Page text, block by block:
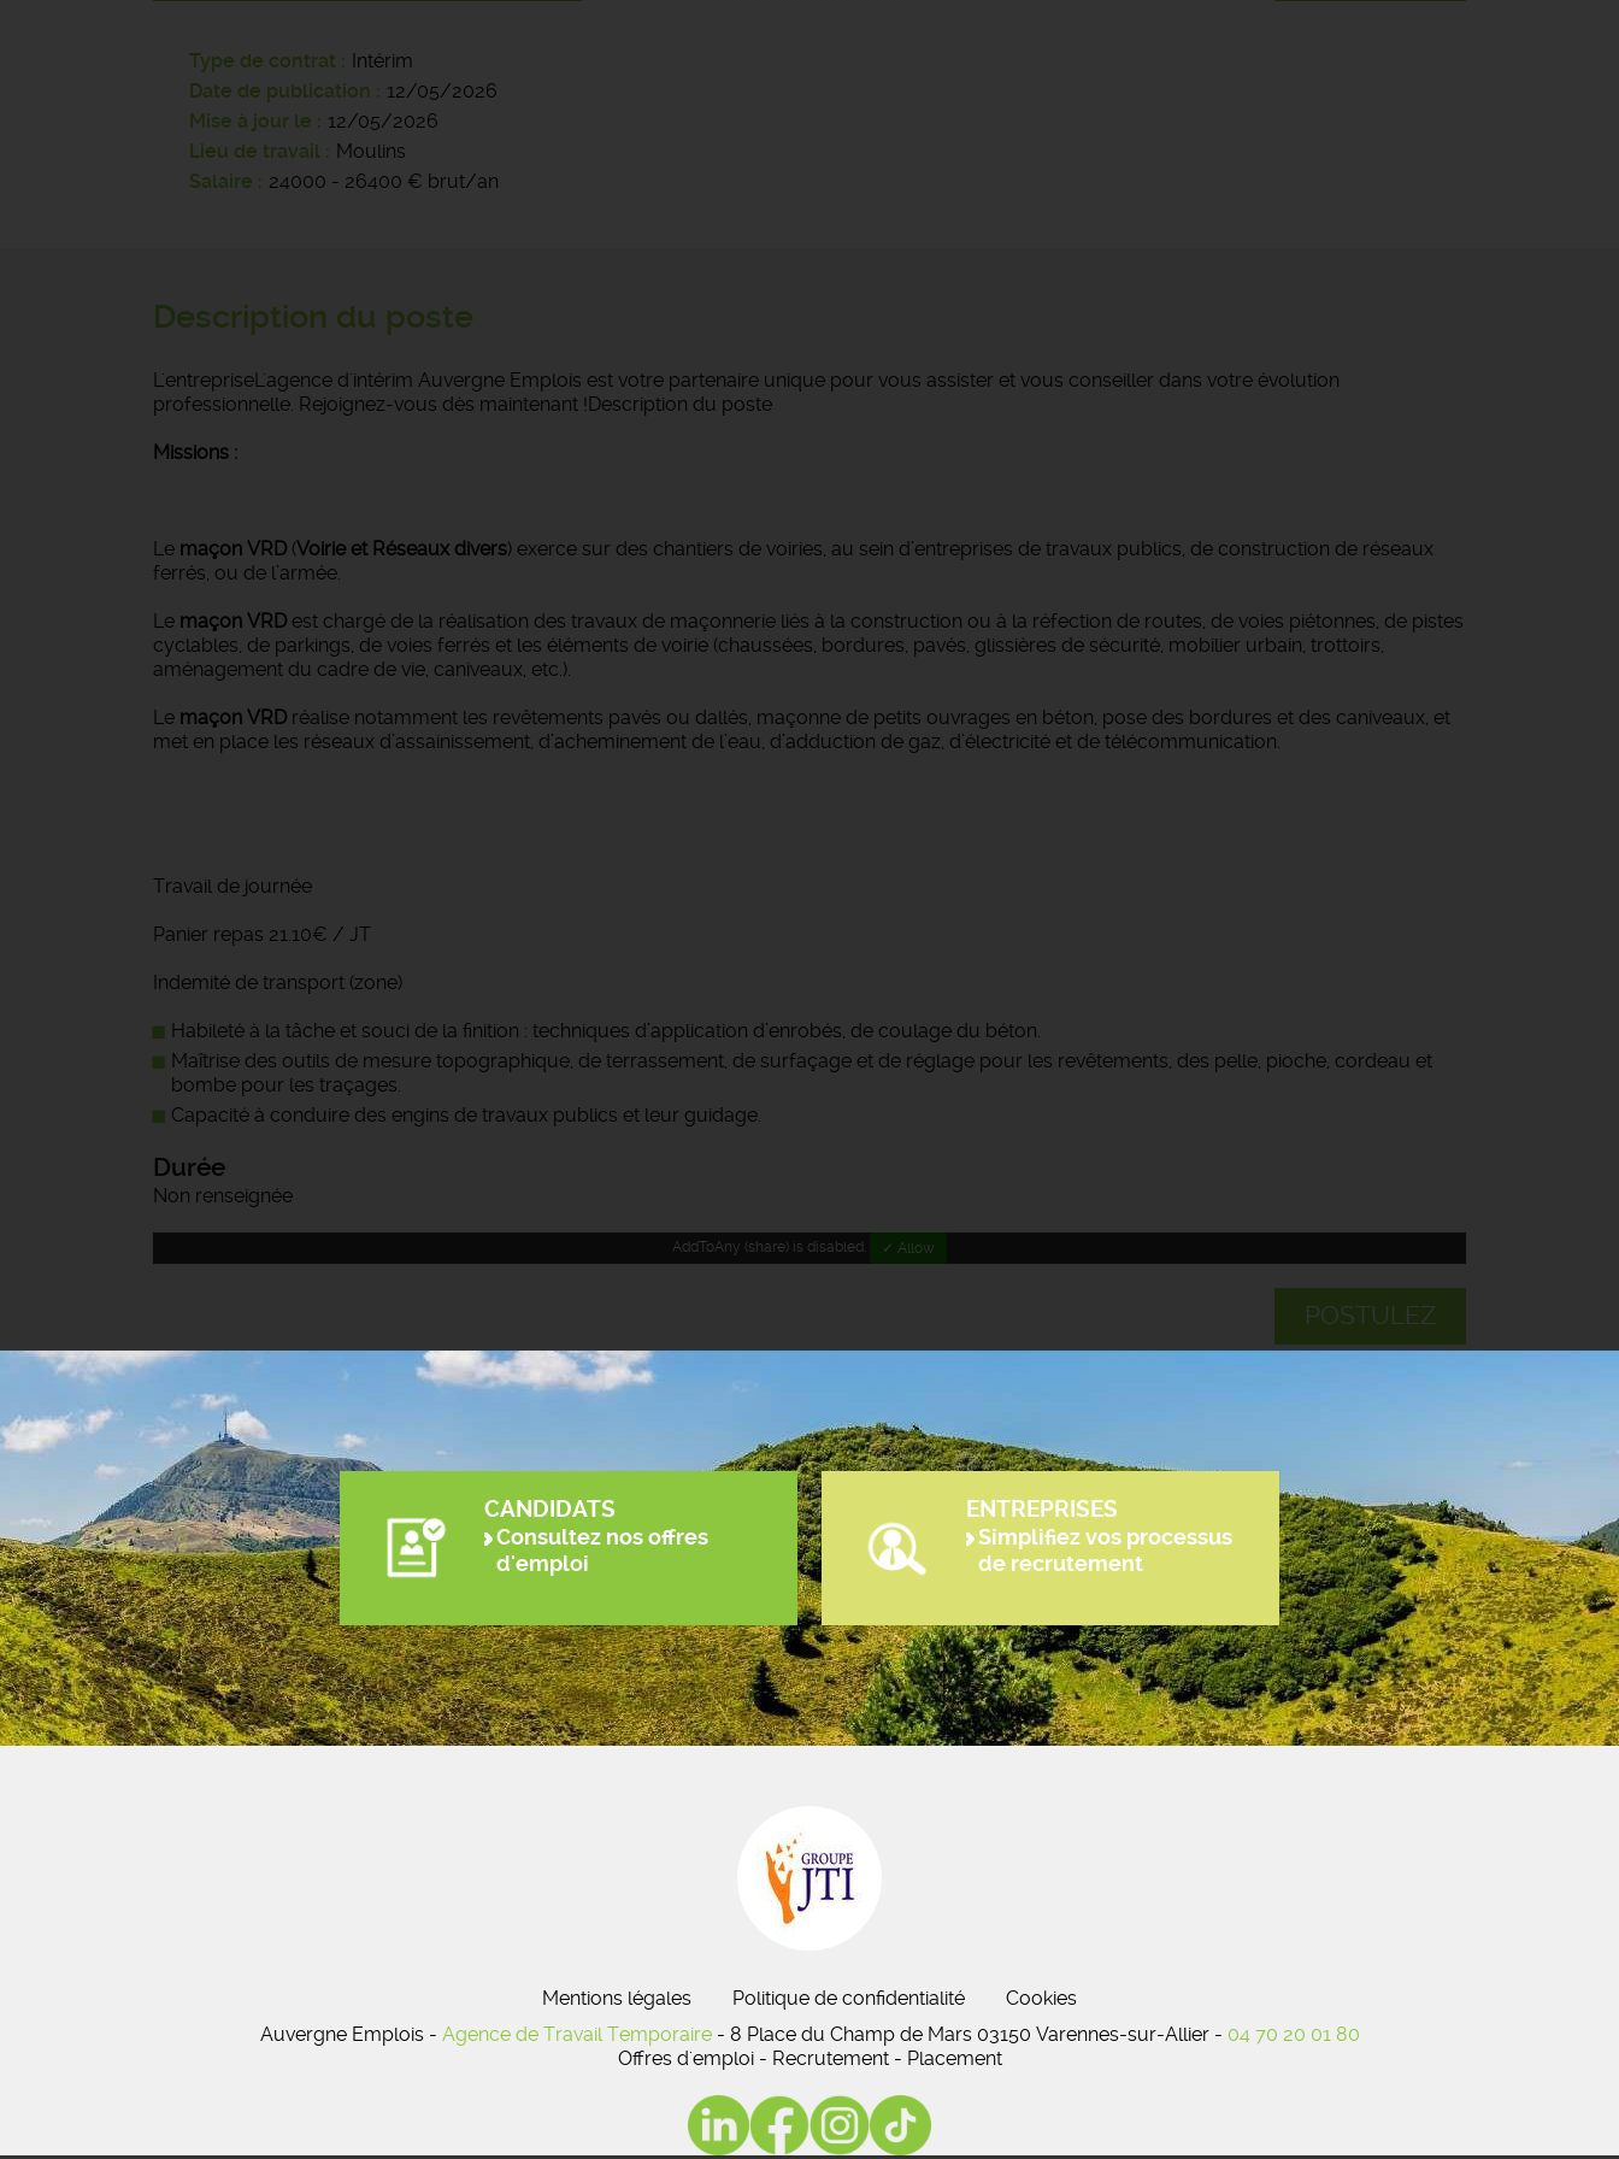
Type de contrat
Intérim
Date de publication
12/05/2026
Mise à jour le
12/05/2026
Lieu de travail
Moulins
Salaire
24000 - 26400 € brut/an
Description du poste
L'entrepriseL'agence d'intérim Auvergne Emplois est votre partenaire unique pour vous assister et vous conseiller dans votre évolution
professionnelle. Rejoignez-vous dès maintenant !Description du poste
Missions :
Le maçon VRD (Voirie et Réseaux divers) exerce sur des chantiers de voiries, au sein d’entreprises de travaux publics, de construction de réseaux
ferrés, ou de l’armée.
Le maçon VRD est chargé de la réalisation des travaux de maçonnerie liés à la construction ou à la réfection de routes, de voies piétonnes, de pistes
cyclables, de parkings, de voies ferrés et les éléments de voirie (chaussées, bordures, pavés, glissières de sécurité, mobilier urbain, trottoirs,
aménagement du cadre de vie, caniveaux, etc.).
Le maçon VRD réalise notamment les revêtements pavés ou dallés, maçonne de petits ouvrages en béton, pose des bordures et des caniveaux, et
met en place les réseaux d’assainissement, d’acheminement de l’eau, d’adduction de gaz, d’électricité et de télécommunication.
Travail de journée
Panier repas 21.10€ / JT
Indemité de transport (zone)
Habileté à la tâche et souci de la finition : techniques d’application d’enrobés, de coulage du béton.
Maîtrise des outils de mesure topographique, de terrassement, de surfaçage et de réglage pour les revêtements, des pelle, pioche, cordeau et
bombe pour les traçages.
Capacité à conduire des engins de travaux publics et leur guidage.
Durée
Non renseignée
AddToAny (share) is disabled. ✓ Allow
POSTULEZ
CANDIDATS
Consultez nos offres
d'emploi
ENTREPRISES
Simplifiez vos processus
de recrutement
Mentions légales Politique de confidentialité
Cookies
Auvergne Emplois - Agence de Travail Temporaire- 8 Place du Champ de Mars 03150 Varennes-sur-Allier - 04 70 20 01 80
Offres d'emploi - Recrutement - Placement